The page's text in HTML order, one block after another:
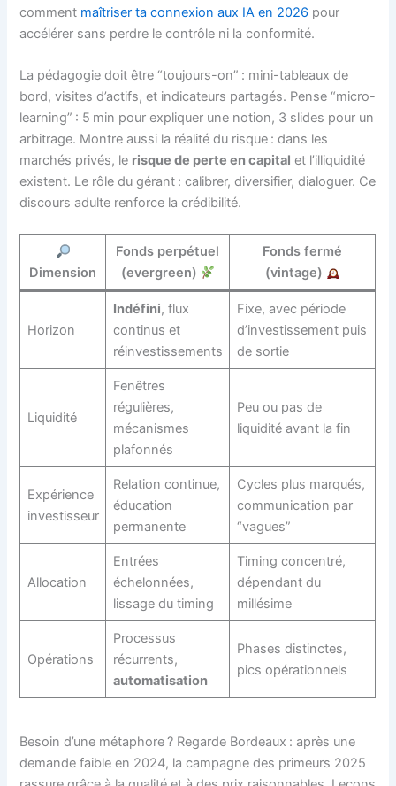
comment maîtriser ta connexion aux IA en 2026 pour
accélérer sans perdre le contrôle ni la conformité.
La pédagogie doit être “toujours-on” : mini-tableaux de
bord, visites d’actifs, et indicateurs partagés. Pense “micro-
learning” : 5 min pour expliquer une notion, 3 slides pour un
arbitrage. Montre aussi la réalité du risque : dans les
marchés privés, le risque de perte en capital et l’illiquidité
existent. Le rôle du gérant : calibrer, diversifier, dialoguer. Ce
discours adulte renforce la crédibilité.
Dimension
Fonds perpétuel
(evergreen)
Fonds fermé
(vintage)
Horizon
Indéfini, flux
continus et
réinvestissements
Fixe, avec période
d’investissement puis
de sortie
Liquidité
Fenêtres
régulières,
mécanismes
plafonnés
Peu ou pas de
liquidité avant la fin
Expérience
investisseur
Relation continue,
éducation
permanente
Cycles plus marqués,
communication par
“vagues”
Allocation
Entrées
échelonnées,
lissage du timing
Timing concentré,
dépendant du
millésime
Opérations
Processus
récurrents,
automatisation
Phases distinctes,
pics opérationnels
Besoin d’une métaphore ? Regarde Bordeaux : après une
demande faible en 2024, la campagne des primeurs 2025